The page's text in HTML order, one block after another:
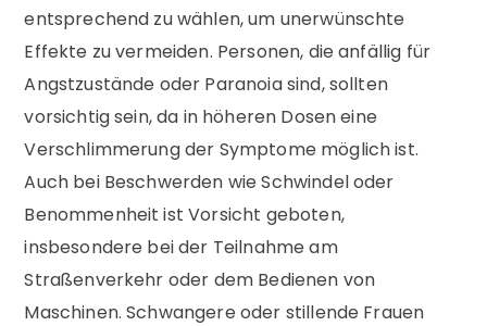
entsprechend zu wählen, um unerwünschte
Effekte zu vermeiden. Personen, die anfällig für
Angstzustände oder Paranoia sind, sollten
vorsichtig sein, da in höheren Dosen eine
Verschlimmerung der Symptome möglich ist.
Auch bei Beschwerden wie Schwindel oder
Benommenheit ist Vorsicht geboten,
insbesondere bei der Teilnahme am
Straßenverkehr oder dem Bedienen von
Maschinen. Schwangere oder stillende Frauen